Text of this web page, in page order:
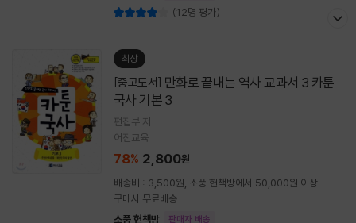
(12명 평가)
최상
[중고도서]
국사 기본 3
편집부 저
어진교육
78% 2,800원
배송비 : 3,500원, 소풍 헌책방에서 50,000원 이상
구매시 무료배송
소풍 헌책방
판매자 배송